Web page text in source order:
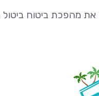
את מהפכת ביטוח